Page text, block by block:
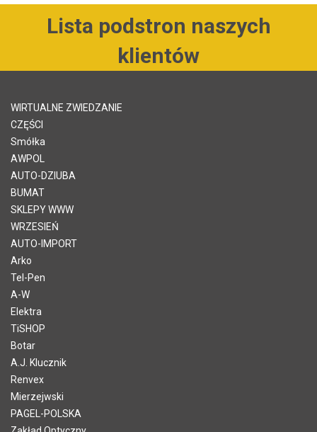
Lista podstron naszych
klientów
WIRTUALNE ZWIEDZANIE
CZĘŚCI
Smółka
AWPOL
AUTO-DZIUBA
BUMAT
SKLEPY WWW
WRZESIEŃ
AUTO-IMPORT
Arko
Tel-Pen
A-W
Elektra
TiSHOP
Botar
A.J. Klucznik
Renvex
Mierzejwski
PAGEL-POLSKA